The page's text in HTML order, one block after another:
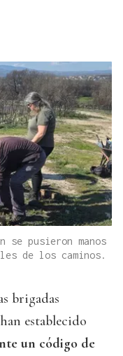
se pusieron manos
de los caminos.
brigadas
establecido
un código de